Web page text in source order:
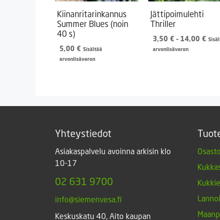
Kiinanritarinkannus
Summer Blues (noin
40 s)
5,00 € Sisältää
arvonlisäveron
Jättipoimulehti
Thriller
3,50 € – 14,00 €
arvonlisäveron
Yhteystiedot
Asiakaspalvelu avoinna arkisin klo
10-17
02 631 9700
info@siemenvesa.fi
Keskuskatu 40, Aito kaupan